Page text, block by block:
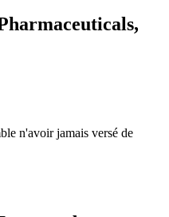
n'avoir jamais versé de